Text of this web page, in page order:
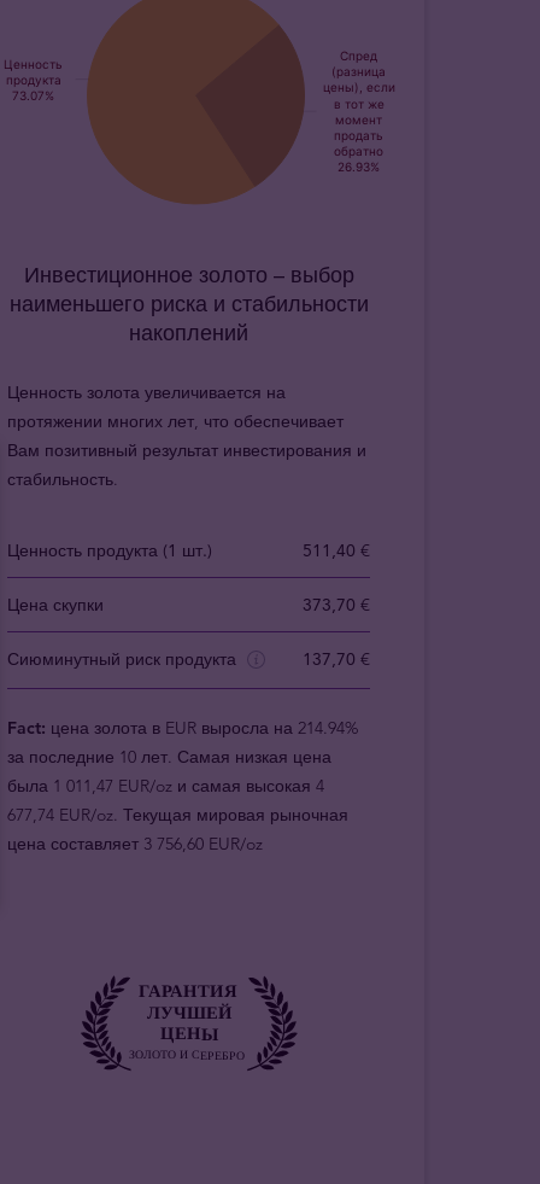
Инвестиционное золото – выбор
наименьшего риска и стабильности
накоплений
Ценность золота увеличивается на
протяжении многих лет, что обеспечивает
Вам позитивный результат инвестирования и
стабильность.
Ценность продукта (1 шт.) 511,40 €
Цена скупки 373,70 €
Сиюминутный риск продукта 137,70 €
Fact: цена золота в EUR выросла на 214.94%
за последние 10 лет. Самая низкая цена
была 1 011,47 EUR/oz и самая высокая 4
677,74 EUR/oz. Текущая мировая рыночная
цена составляет 3 756,60 EUR/oz